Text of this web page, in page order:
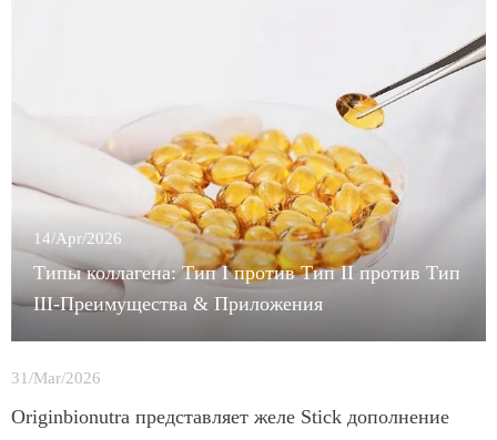
14/Apr/2026
Типы коллагена: Тип I против Тип II против Тип
III-Преимущества & Приложения
31/Mar/2026
Originbionutra представляет желе Stick дополнение